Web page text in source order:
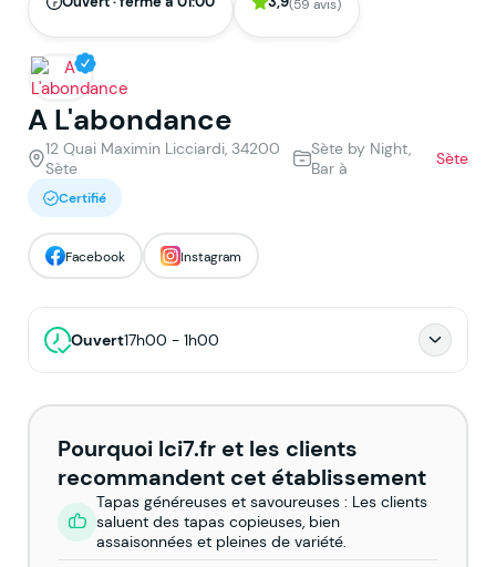
(59 avis)
A L'abondance
12 Quai Maximin Licciardi, 34200
Sète
Sète by Night,
Bar à
Sète
Certifié
Facebook Instagram
Ouvert17h00 - 1h00
Pourquoi Ici7.fr et les clients
recommandent cet établissement
Tapas généreuses et savoureuses : Les clients
saluent des tapas copieuses, bien
assaisonnées et pleines de variété.